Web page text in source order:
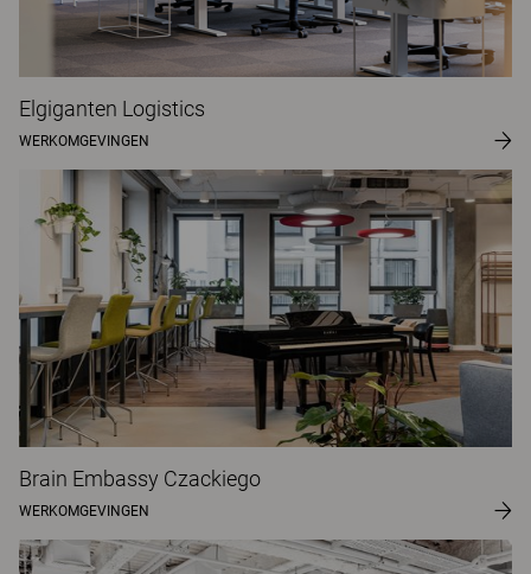
Elgiganten Logistics
WERKOMGEVINGEN
Brain Embassy Czackiego
WERKOMGEVINGEN